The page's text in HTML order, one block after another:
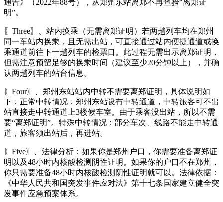
通告》（2022年88号），从郑州东站离郑不再查验“离郑证
明”。
〖Three〗、站内换乘（无需离郑证明）若两趟列车均在郑州
同一车站内换乘，且无需出站，可直接通过站内便捷通道或换
乘通道前往下一趟列车的检票口。此过程无需出示离郑证明，
但需注意预留足够的换乘时间（建议至少20分钟以上），并确
认两趟列车的站台信息。
〖Four〗、郑州东站站内中转不需要离郑证明，具体说明如
下：正常中转情况：郑州东站设有中转通道，中转旅客可不出
站直接走中转通道上3楼候车室。由于乘客没出站，所以不需
要“离郑证明”。特殊中转情况：部分车次、线路不能走中转通
道，旅客须出站后，再进站。
〖Five〗、法律分析：如果你是郑州户口，你需要准备离郑证
明以及48小时内核酸检测阴性证明。如果你的户口不在郑州，
你只需要准备48小时内核酸检测阴性证明就可以。法律依据：
《中华人民共和国突发事件应对法》第十七条国家建立健全突
发事件应急预案体系。